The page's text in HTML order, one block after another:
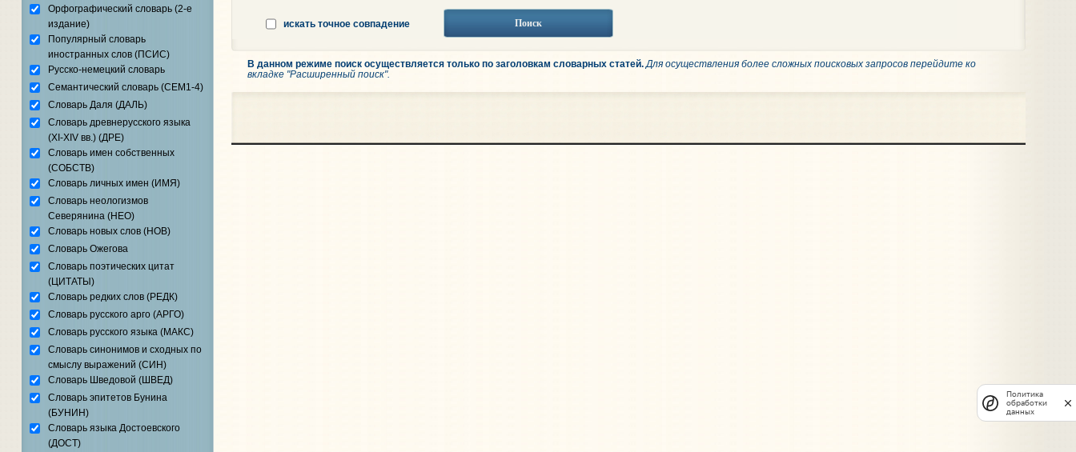
Орфографический словарь (2-е
издание)
Популярный словарь
иностранных слов (ПСИС)
Русско-немецкий словарь
Семантический словарь (СЕМ1-4)
Словарь Даля (ДАЛЬ)
Словарь древнерусского языка
(XI-XIV вв.) (ДРЕ)
Словарь имен собственных
(СОБСТВ)
Словарь личных имен (ИМЯ)
Словарь неологизмов
Северянина (НЕО)
Словарь новых слов (НОВ)
Словарь Ожегова
Словарь поэтических цитат
(ЦИТАТЫ)
Словарь редких слов (РЕДК)
Словарь русского арго (АРГО)
Словарь русского языка (МАКС)
Словарь синонимов и сходных по
смыслу выражений (СИН)
Словарь Шведовой (ШВЕД)
Словарь эпитетов Бунина
(БУНИН)
Словарь языка Достоевского
(ДОСТ)
искать точное совпадение Поиск
В данном режиме поиск осуществляется только по заголовкам словарных статей.Для осуществления более сложных поисковых запросов перейдите ко
вкладке "Расширенный поиск".
Политика
обработки
данных